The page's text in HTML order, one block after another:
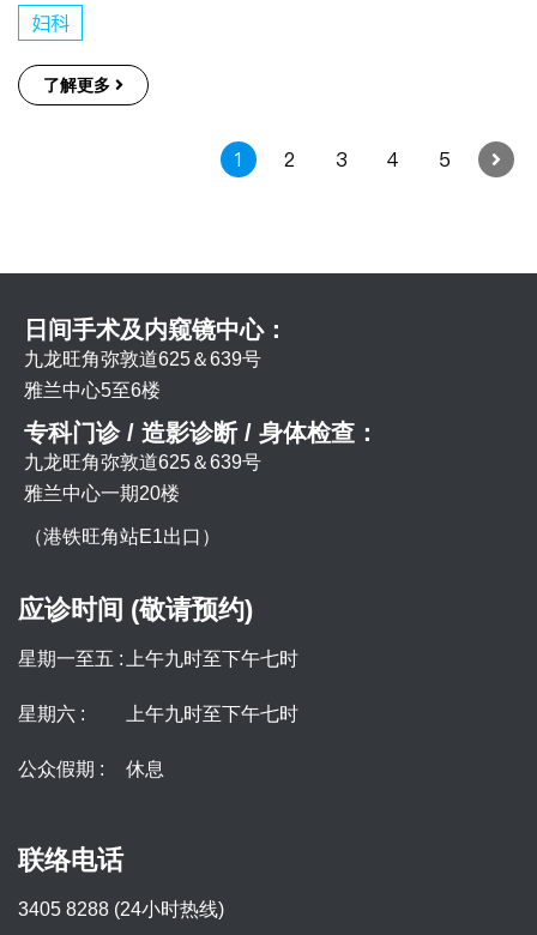
妇科
了解更多
1 2 3 4 5
日间手术及内窥镜中心：
九龙旺角弥敦道625＆639号
雅兰中心5至6楼
专科门诊 / 造影诊断 / 身体检查：
九龙旺角弥敦道625＆639号
雅兰中心一期20楼
（港铁旺角站E1出口）
应诊时间 (敬请预约)
星期一至五 : 上午九时至下午七时
星期六 : 上午九时至下午七时
公众假期 : 休息
联络电话
3405 8288 (24小时热线)